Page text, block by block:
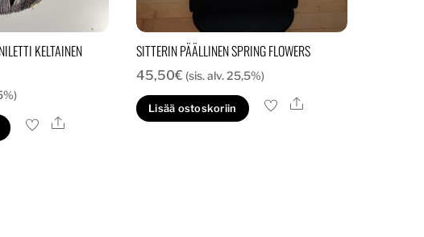
KELTAINEN
Ale
SITTERIN PÄÄLLINEN SPRING FLOWERS
45,50€ (sis. alv. 25,5%)
Lisää ostoskoriin Ale